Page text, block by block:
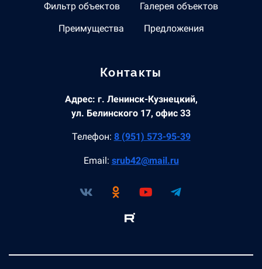
Фильтр объектов
Галерея объектов
Преимущества
Предложения
Контакты
Адрес: г. Ленинск-Кузнецкий,
ул. Белинского 17, офис 33
Телефон: 8 (951) 573-95-39
Email: srub42@mail.ru